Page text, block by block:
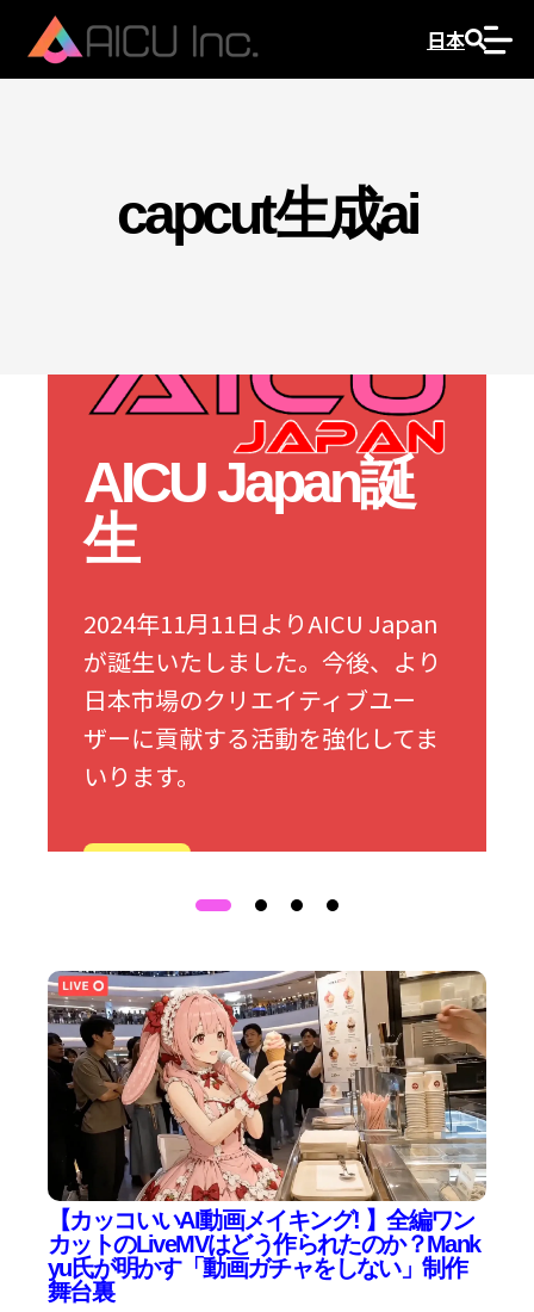
日本
capcut生成ai
AICU Japan誕
生
2024年11月11日よりAICU Japan
が誕生いたしました。今後、より
日本市場のクリエイティブユー
ザーに貢献する活動を強化してま
いります。
【カッコいいAI動画メイキング! 】全編ワン
カットのLiveMVはどう作られたのか？Mank
yu氏が明かす「動画ガチャをしない」制作
舞台裏